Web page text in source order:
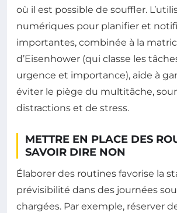
où il est possible de souffler.
numériques pour planifier et
importantes, combinée à la
d’Eisenhower (qui classe les
urgence et importance), aide à
éviter le piège du multitâche,
distractions et de stress.
METTRE EN PLACE DES
SAVOIR DIRE NON
Élaborer des routines favorise la
prévisibilité dans des journées
chargées. Par exemple, réserver